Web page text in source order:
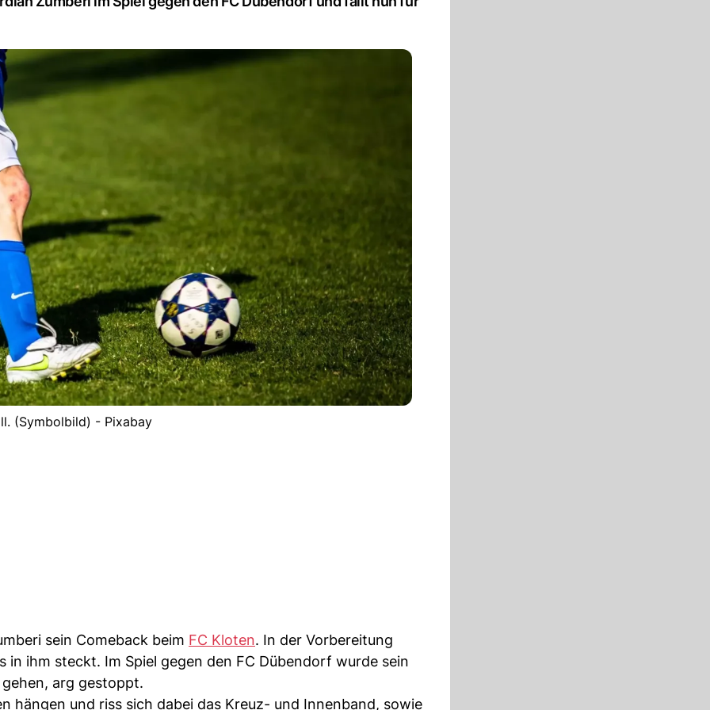
(Symbolbild) - Pixabay
sein Comeback beim FC Kloten. In der Vorbereitung
in ihm steckt. Im Spiel gegen den FC Dübendorf wurde sein
arg gestoppt.
hängen und riss sich dabei das Kreuz- und Innenband, sowie